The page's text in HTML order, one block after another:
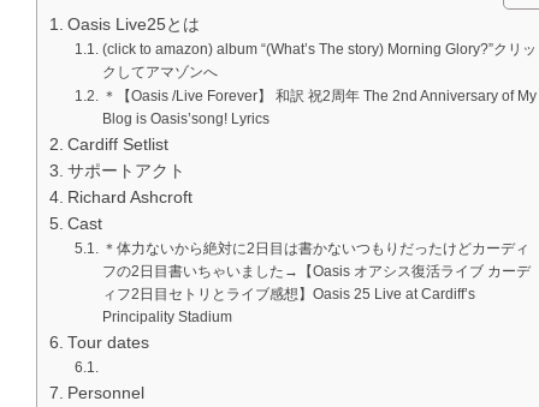
Oasis Live25とは
(click to amazon) album “(What’s The story) Morning Glory?”クリッ
クしてアマゾンへ
＊【Oasis /Live Forever】 和訳 祝2周年 The 2nd Anniversary of My
Blog is Oasis’song! Lyrics
Cardiff Setlist
サポートアクト
Richard Ashcroft
Cast
＊体力ないから絶対に2日目は書かないつもりだったけどカーディ
フの2日目書いちゃいました→【Oasis オアシス復活ライブ カーデ
ィフ2日目セトリとライブ感想】Oasis 25 Live at Cardiff’s
Principality Stadium
Tour dates
Personnel